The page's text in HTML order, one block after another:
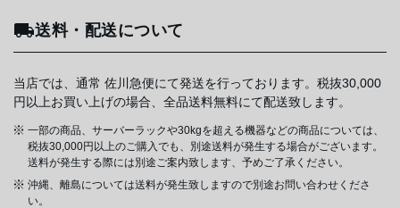
送料・配送について
当店では、通常 佐川急便にて発送を行っております。税抜30,000
円以上お買い上げの場合、全品送料無料にて配送致します。
一部の商品、サーバーラックや30kgを超える機器などの商品については、
税抜30,000円以上のご購入でも、別途送料が発生する場合がございます。
送料が発生する際には別途ご案内致します、予めご了承ください。
沖縄、離島については送料が発生致しますので別途お問い合わせくださ
い。